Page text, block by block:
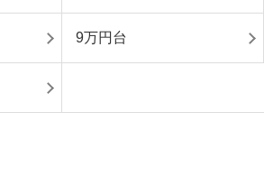
9万円台